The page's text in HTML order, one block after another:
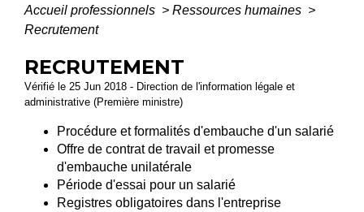
Accueil professionnels > Ressources humaines >
Recrutement
RECRUTEMENT
Vérifié le 25 Jun 2018 - Direction de l'information légale et
administrative (Première ministre)
Procédure et formalités d'embauche d'un salarié
Offre de contrat de travail et promesse
d'embauche unilatérale
Période d'essai pour un salarié
Registres obligatoires dans l'entreprise